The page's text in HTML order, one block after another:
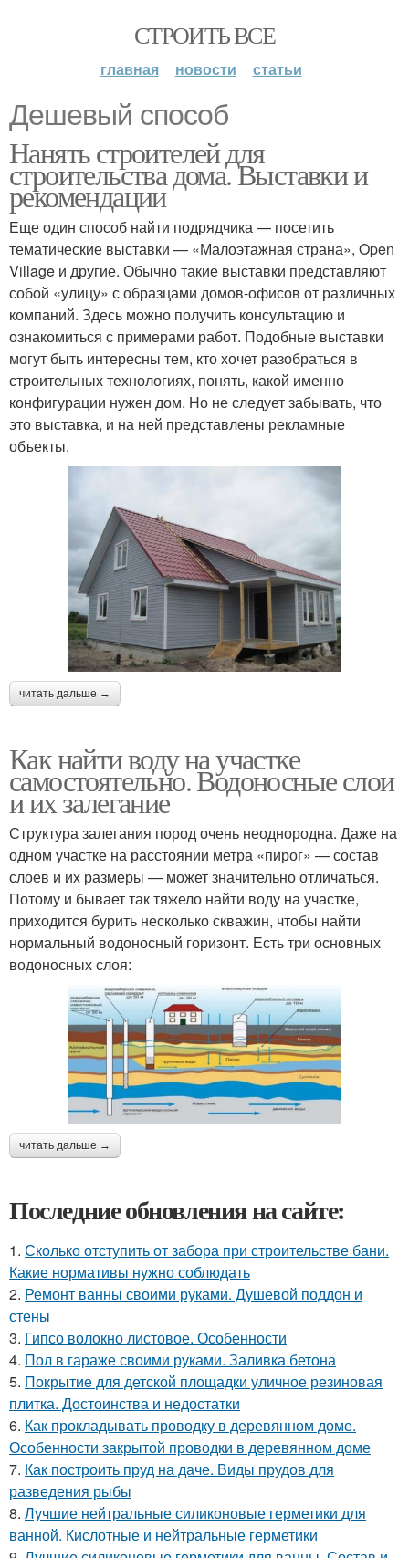
СТРОИТЬ ВСЕ
главная новости статьи
Дешевый способ
Нанять строителей для
строительства дома. Выставки и
рекомендации
Еще один способ найти подрядчика — посетить
тематические выставки — «Малоэтажная страна», Open
Village и другие. Обычно такие выставки представляют
собой «улицу» с образцами домов-офисов от различных
компаний. Здесь можно получить консультацию и
ознакомиться с примерами работ. Подобные выставки
могут быть интересны тем, кто хочет разобраться в
строительных технологиях, понять, какой именно
конфигурации нужен дом. Но не следует забывать, что
это выставка, и на ней представлены рекламные
объекты.
читать дальше →
Как найти воду на участке
самостоятельно. Водоносные слои
и их залегание
Структура залегания пород очень неоднородна. Даже на
одном участке на расстоянии метра «пирог» — состав
слоев и их размеры — может значительно отличаться.
Потому и бывает так тяжело найти воду на участке,
приходится бурить несколько скважин, чтобы найти
нормальный водоносный горизонт. Есть три основных
водоносных слоя:
читать дальше →
Последние обновления на сайте:
1. Сколько отступить от забора при строительстве бани.
Какие нормативы нужно соблюдать
2. Ремонт ванны своими руками. Душевой поддон и
стены
3. Гипсо волокно листовое. Особенности
4. Пол в гараже своими руками. Заливка бетона
5. Покрытие для детской площадки уличное резиновая
плитка. Достоинства и недостатки
6. Как прокладывать проводку в деревянном доме.
Особенности закрытой проводки в деревянном доме
7. Как построить пруд на даче. Виды прудов для
разведения рыбы
8. Лучшие нейтральные силиконовые герметики для
ванной. Кислотные и нейтральные герметики